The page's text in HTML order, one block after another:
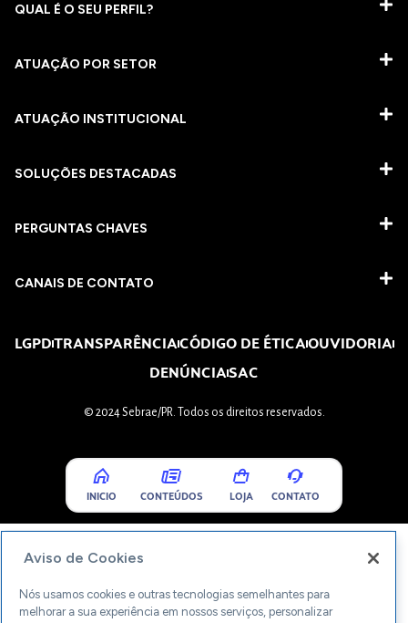
QUAL É O SEU PERFIL?
ATUAÇÃO POR SETOR
ATUAÇÃO INSTITUCIONAL
SOLUÇÕES DESTACADAS
PERGUNTAS CHAVES​
CANAIS DE CONTATO
LGPDTRANSPARÊNCIACÓDIGO DE ÉTICAOUVIDORIA
DENÚNCIASAC
© 2024 Sebrae/PR. Todos os direitos reservados.
INICIO CONTEÚDOS LOJA CONTATO
Aviso de Cookies
Nós usamos cookies e outras tecnologias semelhantes para
melhorar a sua experiência em nossos serviços, personalizar